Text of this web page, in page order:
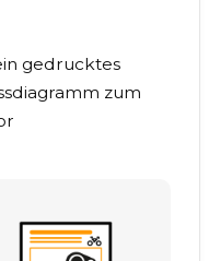
gedrucktes
zum